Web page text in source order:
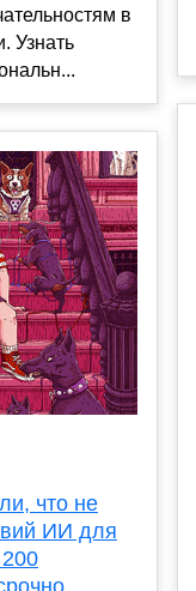
в
Узнать
что не
ИИ для